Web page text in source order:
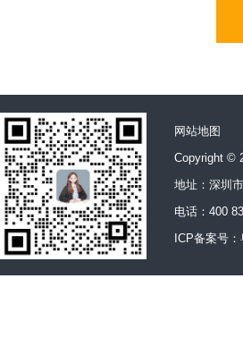
网站地图
Copyright ©
地址：深圳
电话：400
ICP备案号：